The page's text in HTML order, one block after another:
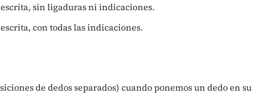
sin ligaduras ni indicaciones.
con todas las indicaciones.
de dedos separados) cuando ponemos un dedo en su